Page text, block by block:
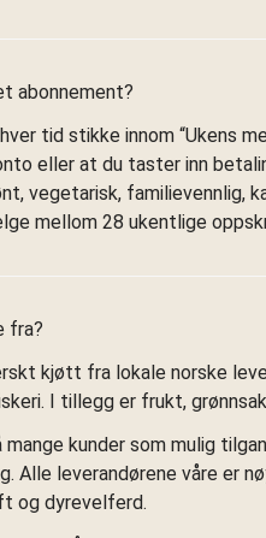
abonnement?
tid stikke innom “Ukens
eller at du taster inn
vegetarisk, familievennlig,
mellom 28 ukentlige
fra?
kjøtt fra lokale norske
I tillegg er frukt,
kunder som mulig
Alle leverandørene våre er
og dyrevelferd.